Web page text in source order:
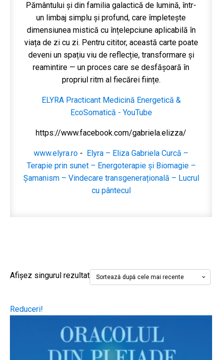
Pământului și din familia galactică de lumină, într-
un limbaj simplu și profund, care împletește
dimensiunea mistică cu înțelepciune aplicabilă în
viața de zi cu zi. Pentru cititor, această carte poate
deveni un spațiu viu de reflecție, transformare și
reamintire — un proces care se desfășoară în
propriul ritm al fiecărei ființe.
ELYRA Practicant Medicină Energetică &
EcoSomatică - YouTube
https://www.facebook.com/gabriela.elizza/
www.elyra.ro -
Elyra – Eliza Gabriela Curcă –
Terapie prin sunet – Energoterapie și Biomagie –
Șamanism – Vindecare transgenerațională – Lucrul
cu pântecul
Afișez singurul rezultat
Reduceri!